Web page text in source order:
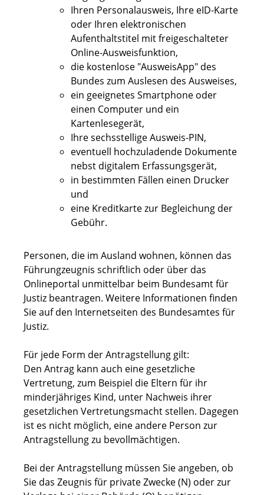
Ihren Personalausweis, Ihre eID-Karte
oder Ihren elektronischen
Aufenthaltstitel mit freigeschalteter
Online-Ausweisfunktion,
die kostenlose "AusweisApp" des
Bundes zum Auslesen des Ausweises,
ein geeignetes Smartphone oder
einen Computer und ein
Kartenlesegerät,
Ihre sechsstellige Ausweis-PIN,
eventuell hochzuladende Dokumente
nebst digitalem Erfassungsgerät,
in bestimmten Fällen einen Drucker
und
eine Kreditkarte zur Begleichung der
Gebühr.
Personen, die im Ausland wohnen, können das
Führungzeugnis schriftlich oder über das
Onlineportal unmittelbar beim Bundesamt für
Justiz beantragen. Weitere Informationen finden
Sie aufden Internetseiten des Bundesamtes für
Justiz.
Für jede Form der Antragstellung gilt:
Den Antrag kann auch eine gesetzliche
Vertretung, zum Beispiel die Eltern für ihr
minderjähriges Kind, unter Nachweis ihrer
gesetzlichen Vertretungsmacht stellen. Dagegen
ist es nicht möglich, eine andere Person zur
Antragstellung zu bevollmächtigen.
Bei der Antragstellung müssen Sie angeben, ob
Sie das Zeugnis für private Zwecke (N) oder zur